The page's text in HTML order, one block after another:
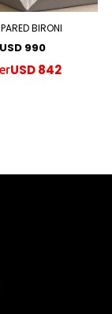
BIRONI
USD 990
USD842